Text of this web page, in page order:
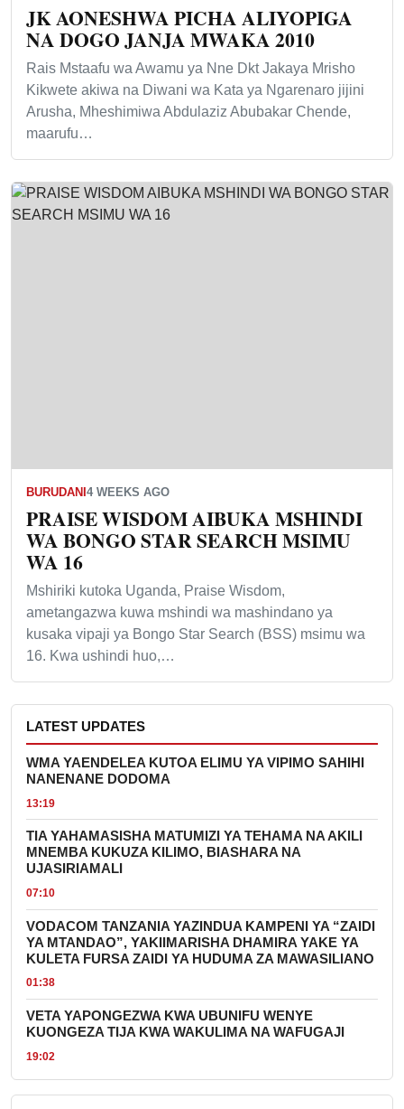
JK AONESHWA PICHA ALIYOPIGA
NA DOGO JANJA MWAKA 2010
Rais Mstaafu wa Awamu ya Nne Dkt Jakaya Mrisho
Kikwete akiwa na Diwani wa Kata ya Ngarenaro jijini
Arusha, Mheshimiwa Abdulaziz Abubakar Chende,
maarufu…
BURUDANI 4 WEEKS AGO
PRAISE WISDOM AIBUKA MSHINDI
WA BONGO STAR SEARCH MSIMU
WA 16
Mshiriki kutoka Uganda, Praise Wisdom,
ametangazwa kuwa mshindi wa mashindano ya
kusaka vipaji ya Bongo Star Search (BSS) msimu wa
16. Kwa ushindi huo,…
LATEST UPDATES
WMA YAENDELEA KUTOA ELIMU YA VIPIMO SAHIHI
NANENANE DODOMA
13:19
TIA YAHAMASISHA MATUMIZI YA TEHAMA NA AKILI
MNEMBA KUKUZA KILIMO, BIASHARA NA
UJASIRIAMALI
07:10
VODACOM TANZANIA YAZINDUA KAMPENI YA “ZAIDI
YA MTANDAO”, YAKIIMARISHA DHAMIRA YAKE YA
KULETA FURSA ZAIDI YA HUDUMA ZA MAWASILIANO
01:38
VETA YAPONGEZWA KWA UBUNIFU WENYE
KUONGEZA TIJA KWA WAKULIMA NA WAFUGAJI
19:02